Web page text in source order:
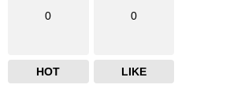
0
HOT
0
LIKE